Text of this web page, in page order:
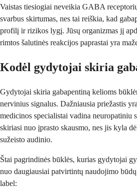
Vaistas tiesiogiai neveikia GABA
svarbus skirtumas, nes tai reiškia, kad
profilį ir rizikos lygį. Jūsų organizmas jį
rimtos šalutinės reakcijos paprastai yra
Kodėl gydytojai skiria
Gydytojai skiria gabapentiną kelioms
nervinius signalus. Dažniausia priežastis
medicinos specialistai vadina neuropatiniu
skiriasi nuo įprasto skausmo, nes jis kyla
sužeisto audinio.
Štai pagrindinės būklės, kurias gydytojai
nuo daugiausiai patvirtintų naudojimo
label: